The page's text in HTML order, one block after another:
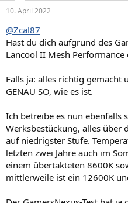
10. April 2022
@Zcal87
Hast du dich aufgrund des
Lancool II Mesh Performance
Falls ja: alles richtig gemacht
GENAU SO, wie es ist.
Ich betreibe es nun ebenfalls
Werksbestückung, alles über
auf niedrigster Stufe.
letzten zwei Jahre auch im
einem übertakteten 8600K
mittlerweile ist ein 12600K